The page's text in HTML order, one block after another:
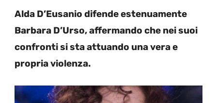
Alda D’Eusanio difende estenuamente
Barbara D’Urso, affermando che nei suoi
confronti si sta attuando una vera e
propria violenza.